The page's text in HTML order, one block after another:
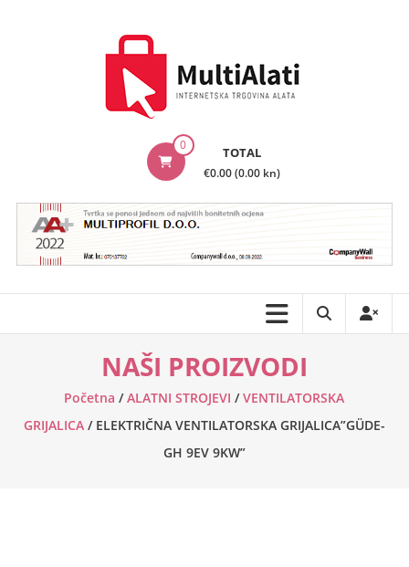
Internetska
trgovina
alata
0 TOTAL
€0.00 (0.00 kn)
NAŠI PROIZVODI
Početna /ALATNI STROJEVI /VENTILATORSKA
GRIJALICA/ ELEKTRIČNA VENTILATORSKA GRIJALICA”GÜDE-
GH 9EV 9KW”